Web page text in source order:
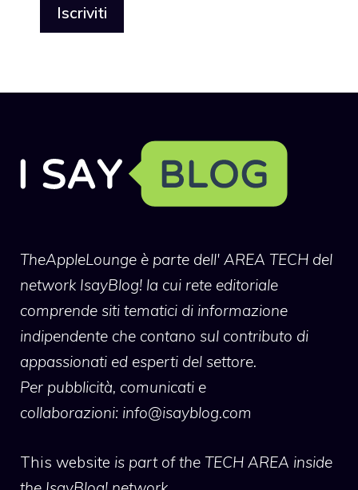
TheAppleLounge è parte dell' AREA TECH del
network IsayBlog! la cui rete editoriale
comprende siti tematici di informazione
indipendente che contano sul contributo di
appassionati ed esperti del settore.
Per pubblicità, comunicati e
collaborazioni: info@isayblog.com
This website is part of the TECH AREA inside